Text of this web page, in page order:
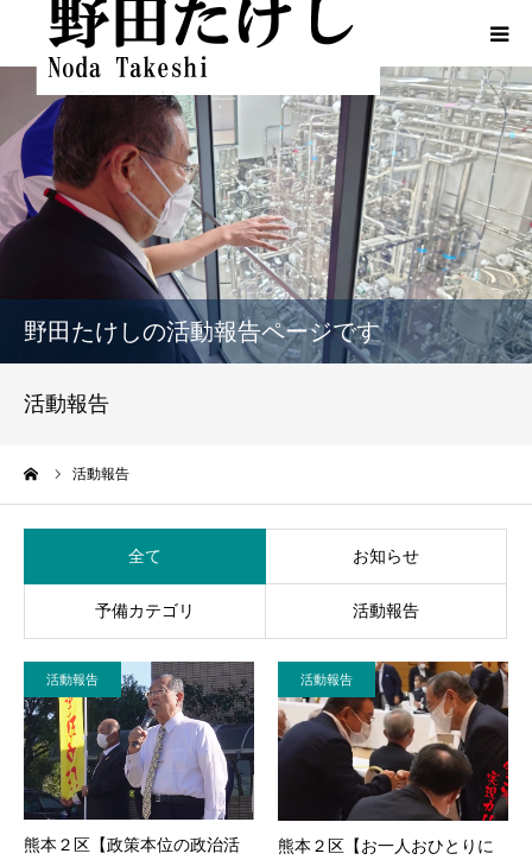
野田たけしの活動報告ページです
活動報告
活動報告
全て お知らせ
予備カテゴリ 活動報告
活動報告
熊本２区【政策本位の政治活
活動報告
熊本２区【お一人おひとりに
HOME
プロフィール
ふるさとでの実績
政策
動画一覧
ご意見・メール